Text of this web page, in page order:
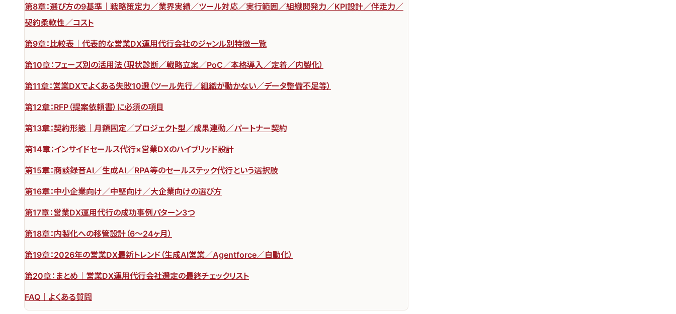
第8章：選び方の9基準｜戦略策定力／業界実績／ツール対応／実行範囲／組織開発力／KPI設計／伴走力／
契約柔軟性／コスト
第9章：比較表｜代表的な営業DX運用代行会社のジャンル別特徴一覧
第10章：フェーズ別の活用法（現状診断／戦略立案／PoC／本格導入／定着／内製化）
第11章：営業DXでよくある失敗10選（ツール先行／組織が動かない／データ整備不足等）
第12章：RFP（提案依頼書）に必須の項目
第13章：契約形態｜月額固定／プロジェクト型／成果連動／パートナー契約
第14章：インサイドセールス代行×営業DXのハイブリッド設計
第15章：商談録音AI／生成AI／RPA等のセールステック代行という選択肢
第16章：中小企業向け／中堅向け／大企業向けの選び方
第17章：営業DX運用代行の成功事例パターン3つ
第18章：内製化への移管設計（6〜24ヶ月）
第19章：2026年の営業DX最新トレンド（生成AI営業／Agentforce／自動化）
第20章：まとめ｜営業DX運用代行会社選定の最終チェックリスト
FAQ｜よくある質問